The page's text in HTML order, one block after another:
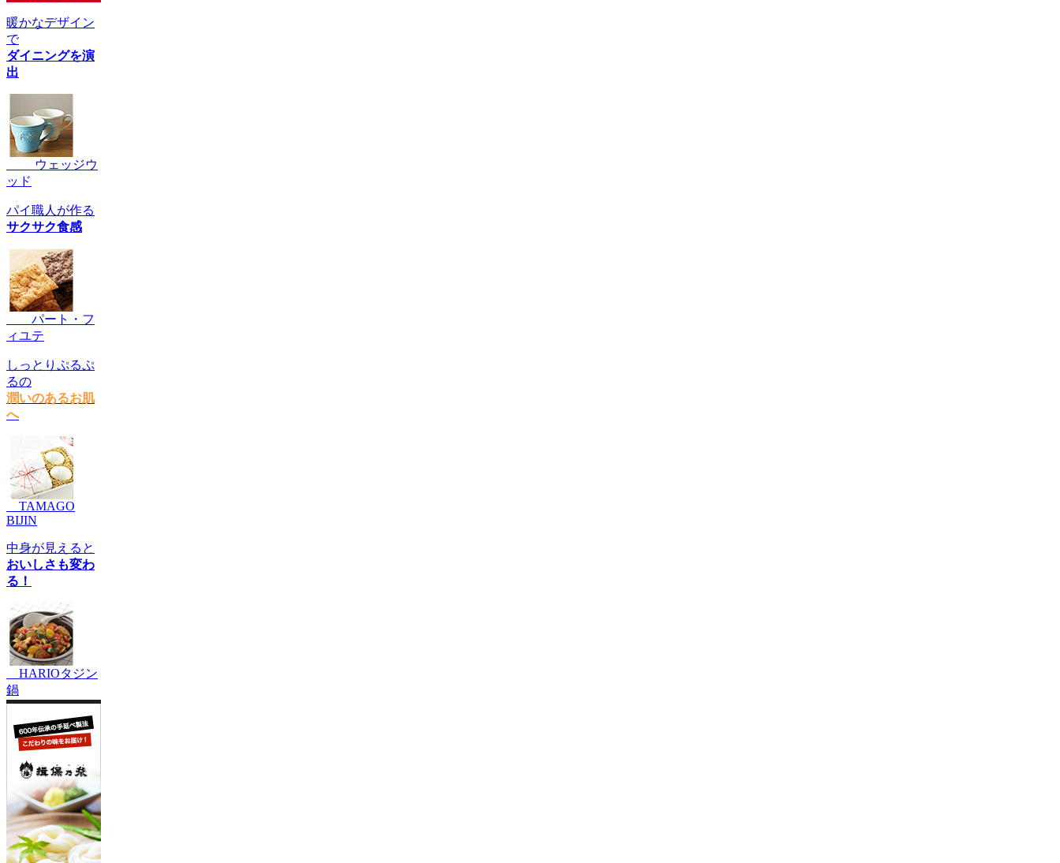
暖かなデザイン
で
ダイニングを演
出
ウェッジウ
ッド
パイ職人が作る
サクサク食感
パート・フ
ィユテ
しっとりぷるぷ
るの
潤いのあるお肌
へ
TAMAGO
BIJIN
中身が見えると
おいしさも変わ
る！
HARIOタジン
鍋